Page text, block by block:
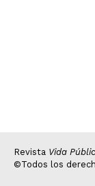
Revista Vida
©Todos los